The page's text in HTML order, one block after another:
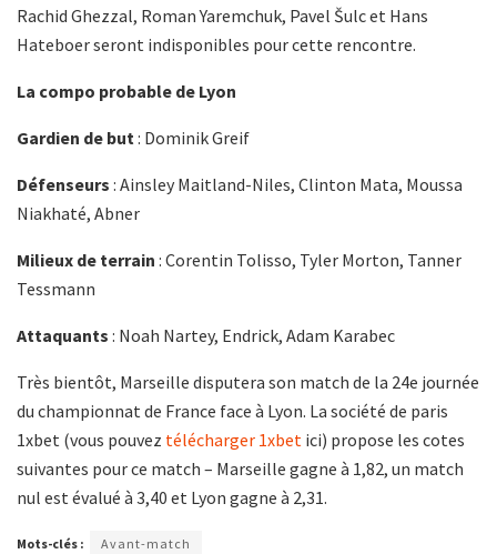
Rachid Ghezzal, Roman Yaremchuk, Pavel Šulc et Hans
Hateboer seront indisponibles pour cette rencontre.
La compo probable de Lyon
Gardien de but: Dominik Greif
Défenseurs : Ainsley Maitland-Niles, Clinton Mata, Moussa
Niakhaté, Abner
Milieux de terrain : Corentin Tolisso, Tyler Morton, Tanner
Tessmann
Attaquants : Noah Nartey, Endrick, Adam Karabec
Très bientôt, Marseille disputera son match de la 24e journée
du championnat de France face à Lyon. La société de paris
1xbet (vous pouvez télécharger 1xbet ici) propose les cotes
suivantes pour ce match – Marseille gagne à 1,82, un match
nul est évalué à 3,40 et Lyon gagne à 2,31.
Mots-clés : Avant-match